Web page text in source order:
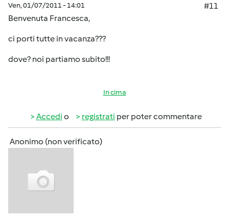
Ven, 01/07/2011 - 14:01
#11
Benvenuta Francesca,
ci porti tutte in vacanza???
dove? noi partiamo subito!!!
In cima
Accedi o registrati per poter commentare
Anonimo (non verificato)